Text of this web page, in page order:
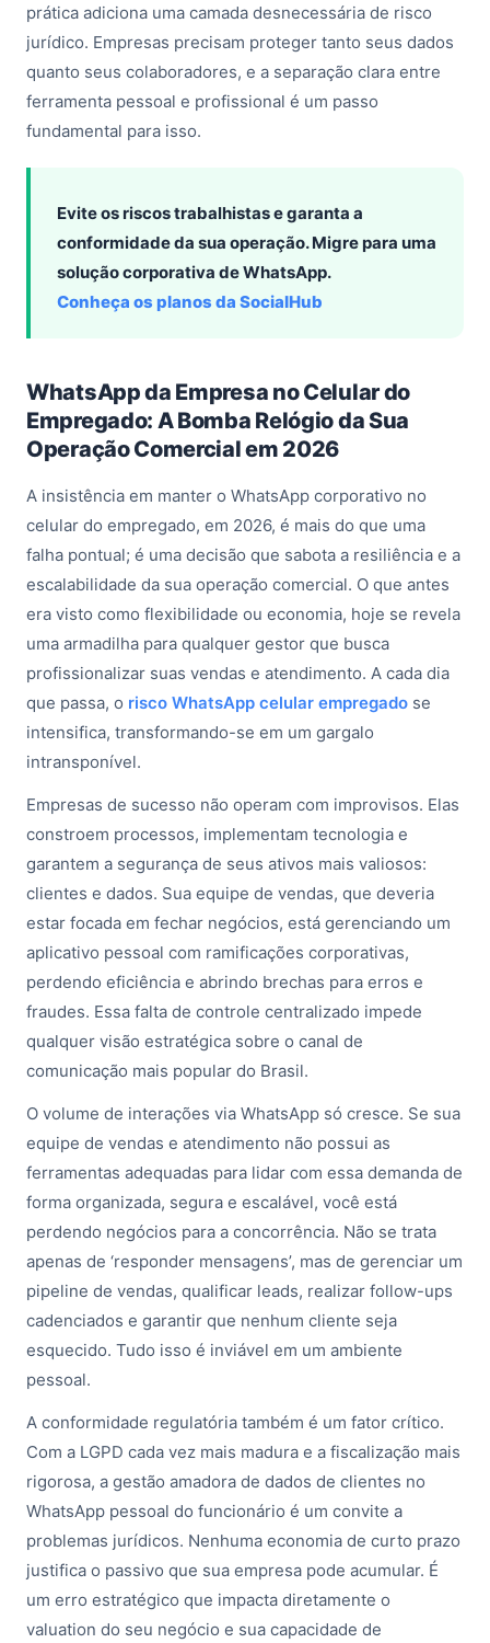
prática adiciona uma camada desnecessária de risco
jurídico. Empresas precisam proteger tanto seus dados
quanto seus colaboradores, e a separação clara entre
ferramenta pessoal e profissional é um passo
fundamental para isso.
Evite os riscos trabalhistas e garanta a
conformidade da sua operação. Migre para uma
solução corporativa de WhatsApp.
Conheça os planos da SocialHub
WhatsApp da Empresa no Celular do
Empregado: A Bomba Relógio da Sua
Operação Comercial em 2026
A insistência em manter o WhatsApp corporativo no
celular do empregado, em 2026, é mais do que uma
falha pontual; é uma decisão que sabota a resiliência e a
escalabilidade da sua operação comercial. O que antes
era visto como flexibilidade ou economia, hoje se revela
uma armadilha para qualquer gestor que busca
profissionalizar suas vendas e atendimento. A cada dia
que passa, o risco WhatsApp celular empregado se
intensifica, transformando-se em um gargalo
intransponível.
Empresas de sucesso não operam com improvisos. Elas
constroem processos, implementam tecnologia e
garantem a segurança de seus ativos mais valiosos:
clientes e dados. Sua equipe de vendas, que deveria
estar focada em fechar negócios, está gerenciando um
aplicativo pessoal com ramificações corporativas,
perdendo eficiência e abrindo brechas para erros e
fraudes. Essa falta de controle centralizado impede
qualquer visão estratégica sobre o canal de
comunicação mais popular do Brasil.
O volume de interações via WhatsApp só cresce. Se sua
equipe de vendas e atendimento não possui as
ferramentas adequadas para lidar com essa demanda de
forma organizada, segura e escalável, você está
perdendo negócios para a concorrência. Não se trata
apenas de ‘responder mensagens’, mas de gerenciar um
pipeline de vendas, qualificar leads, realizar follow-ups
cadenciados e garantir que nenhum cliente seja
esquecido. Tudo isso é inviável em um ambiente
pessoal.
A conformidade regulatória também é um fator crítico.
Com a LGPD cada vez mais madura e a fiscalização mais
rigorosa, a gestão amadora de dados de clientes no
WhatsApp pessoal do funcionário é um convite a
problemas jurídicos. Nenhuma economia de curto prazo
justifica o passivo que sua empresa pode acumular. É
um erro estratégico que impacta diretamente o
valuation do seu negócio e sua capacidade de